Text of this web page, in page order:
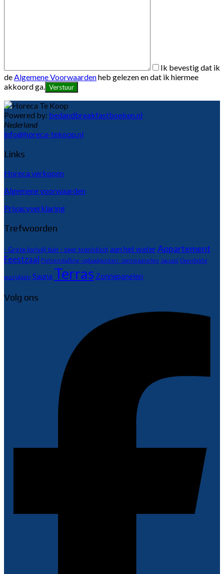
Ik bevestig dat ik
deAlgemene Voorwaardenheb gelezen en dat ik hiermee
akkoord ga.
Powered by: bedandbreakfastboeken.nl
Nederland
info@horeca-tekoop.nl
Links
Horeca verkopen
Algemene voorwaarden
Privacyverklaring
Trefwoorden
- Grote (privé) tuin - zeer toeristisch aan het waterAppartement
Feestzaal Fietsenstalling - oplaadpunten - zonnepanelen Jacuzzi Overdekte
vuurplaats Sauna Terras Zonnepanelen
Volg ons